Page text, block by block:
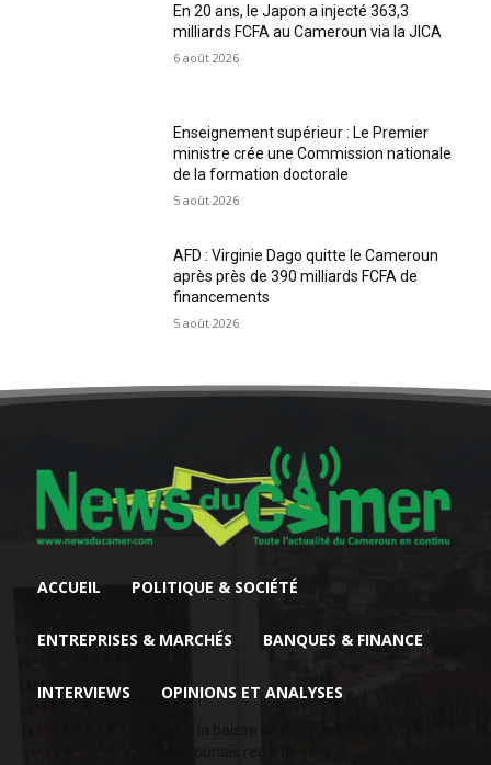
En 20 ans, le Japon a injecté 363,3
milliards FCFA au Cameroun via la JICA
6 août 2026
Enseignement supérieur : Le Premier
ministre crée une Commission nationale
de la formation doctorale
5 août 2026
AFD : Virginie Dago quitte le Cameroun
après près de 390 milliards FCFA de
financements
5 août 2026
ACCUEIL POLITIQUE & SOCIÉTÉ
ENTREPRISES & MARCHÉS BANQUES & FINANCE
INTERVIEWS OPINIONS ET ANALYSES